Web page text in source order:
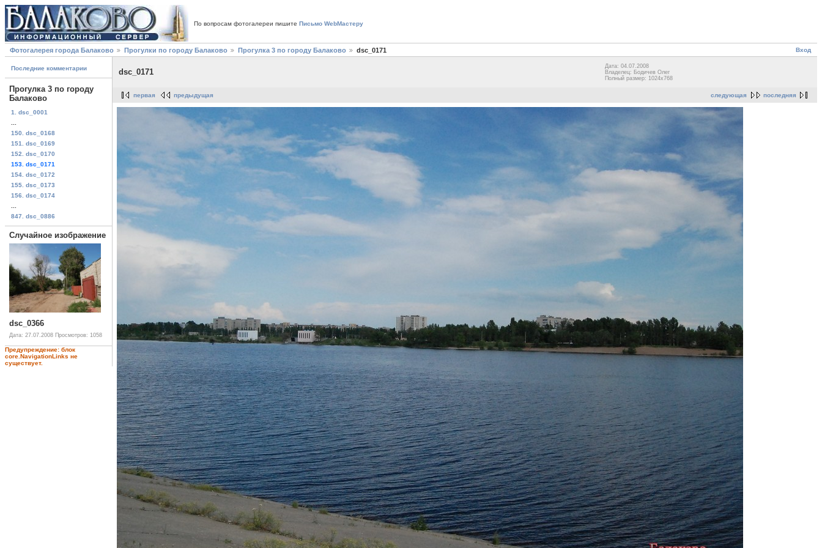
По вопросам фотогалереи пишите Письмо WebМастеру
Вход
Фотогалерея города Балаково Прогулки по городу Балаково Прогулка 3 по городу Балаково dsc_0171
Последние комментарии
Прогулка 3 по городу
Балаково
1. dsc_0001
150. dsc_0168
151. dsc_0169
152. dsc_0170
153. dsc_0171
154. dsc_0172
155. dsc_0173
156. dsc_0174
847. dsc_0886
Случайное изображение
dsc_0366
Дата: 27.07.2008 Просмотров: 1058
Предупреждение: блок
core.NavigationLinks не
существует.
dsc_0171
Дата: 04.07.2008
Владелец: Бодичев Олег
Полный размер: 1024x768
следующая последняя
первая предыдущая